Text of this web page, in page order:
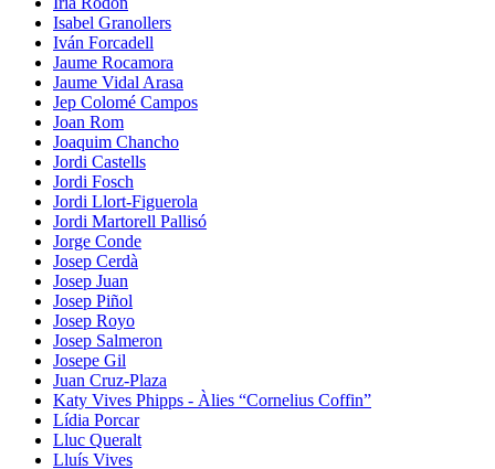
Isabel Granollers
Iván Forcadell
Jaume Rocamora
Jaume Vidal Arasa
Jep Colomé Campos
Joan Rom
Joaquim Chancho
Jordi Castells
Jordi Fosch
Jordi Llort-Figuerola
Jordi Martorell Pallisó
Jorge Conde
Josep Cerdà
Josep Juan
Josep Piñol
Josep Royo
Josep Salmeron
Josepe Gil
Juan Cruz-Plaza
Katy Vives Phipps - Àlies “Cornelius Coffin”
Lídia Porcar
Lluc Queralt
Lluís Vives